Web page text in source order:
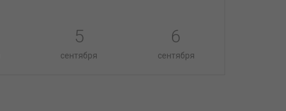
5
сентября
6
сентября